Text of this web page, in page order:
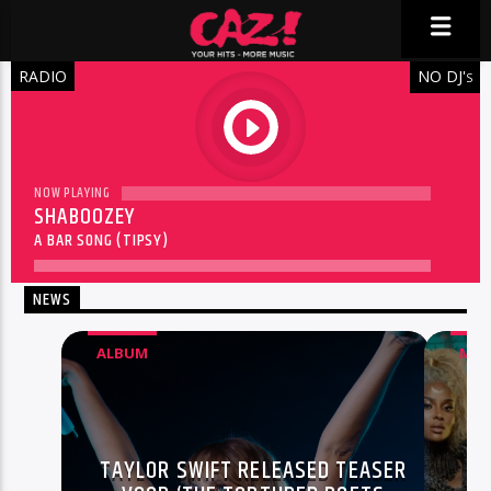
RADIO
play
NO DJ'S
NOW PLAYING
SHABOOZEY
A BAR SONG (TIPSY)
NEWS
ALBUM
TAYLOR SWIFT RELEASED TEASER